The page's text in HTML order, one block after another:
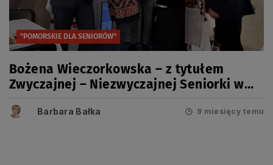
"POMORSKIE DLA SENIORÓW"
Bożena Wieczorkowska – z tytułem
Zwyczajnej – Niezwyczajnej Seniorki w
Barbara Bałka 9 miesięcy temu